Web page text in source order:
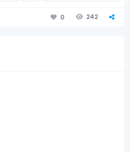
0 242